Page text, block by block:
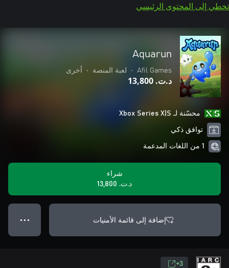
تخطي إلى المحتوى الرئيسي
Aquarun
Afil Games
• لعبة المنصة • أخرى
د.ت.‏ 13,800
محسّنة لـ Xbox Series X|S
توافق ذكي
1 من اللغات المدعمة
شراء
د.ت.‏ 13,800
إضافة إلى قائمة الأمنيات ● ● ●
3+